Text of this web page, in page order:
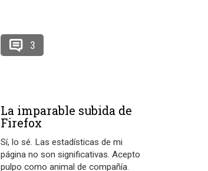
3
La imparable subida de
Firefox
Sí, lo sé. Las estadísticas de mi
página no son significativas. Acepto
pulpo como animal de compañía.